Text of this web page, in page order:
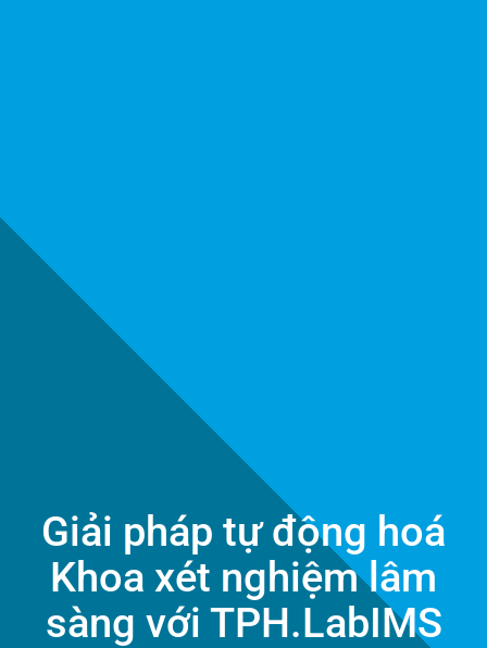
Giải pháp tự động hoá
Khoa xét nghiệm lâm
sàng với TPH.LabIMS